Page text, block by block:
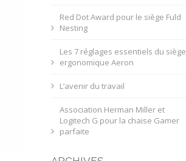
Red Dot Award pour le siège Fuld
Nesting
Les 7 réglages essentiels du siège
ergonomique Aeron
L’avenir du travail
Association Herman Miller et
Logitech G pour la chaise Gamer
parfaite